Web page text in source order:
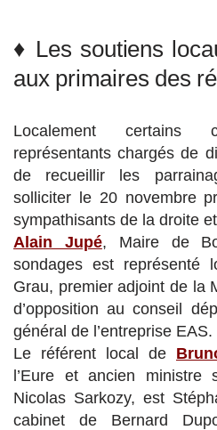
♦ Les soutiens
aux primaires des
Localement certains
représentants chargés de
de recueillir les
solliciter le 20 novembre
sympathisants de la droite
Alain Jupé, Maire de
sondages est représenté
Grau, premier adjoint de la
d’opposition au conseil
général de l’entreprise EAS.
Le référent local de
l’Eure et ancien ministre
Nicolas Sarkozy, est
cabinet de Bernard